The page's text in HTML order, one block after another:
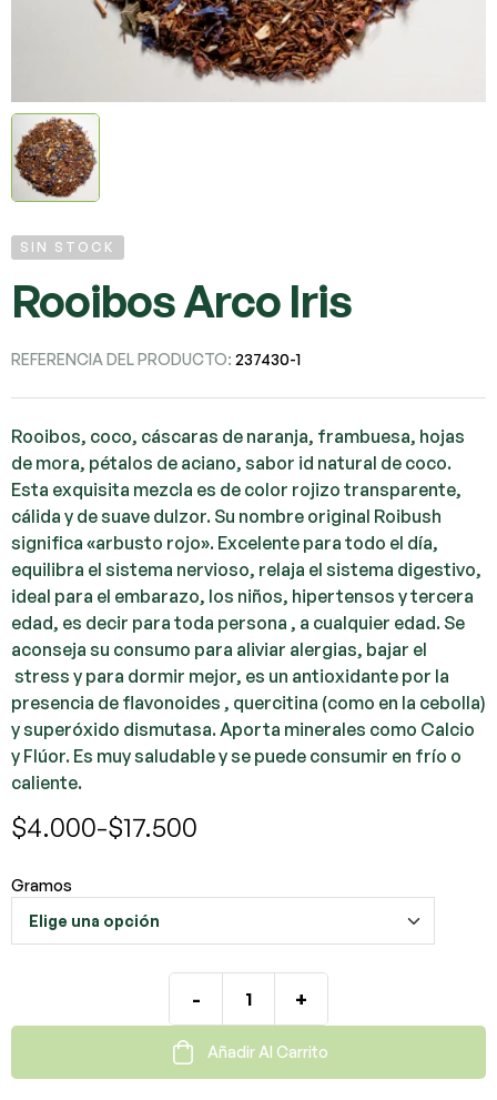
SIN STOCK
Rooibos Arco Iris
REFERENCIA DEL PRODUCTO: 237430-1
Rooibos, coco, cáscaras de naranja, frambuesa, hojas
de mora, pétalos de aciano, sabor id natural de coco.
Esta exquisita mezcla es de color rojizo transparente,
cálida y de suave dulzor. Su nombre original Roibush
significa «arbusto rojo». Excelente para todo el día,
equilibra el sistema nervioso, relaja el sistema digestivo,
ideal para el embarazo, los niños, hipertensos y tercera
edad, es decir para toda persona , a cualquier edad. Se
aconseja su consumo para aliviar alergias, bajar el
stress y para dormir mejor, es un antioxidante por la
presencia de flavonoides , quercitina (como en la cebolla)
y superóxido dismutasa. Aporta minerales como Calcio
y Flúor. Es muy saludable y se puede consumir en frío o
caliente.
$4.000-$17.500
Gramos
- +
Añadir Al Carrito